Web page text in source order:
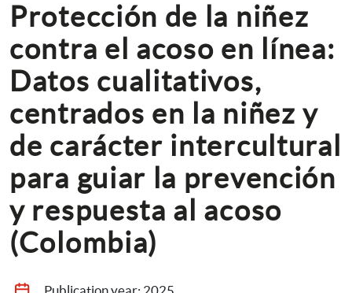
Protección de la niñez
contra el acoso en línea:
Datos cualitativos,
centrados en la niñez y
de carácter intercultural
para guiar la prevención
y respuesta al acoso
(Colombia)